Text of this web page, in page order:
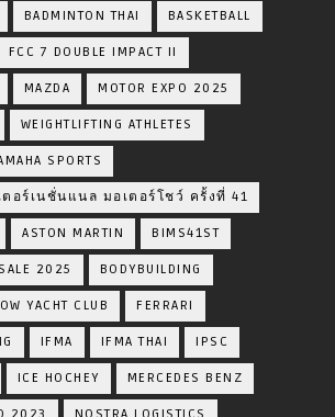
BADMINTON THAI BASKETBALL
FCC 7 DOUBLE IMPACT II
MAZDA MOTOR EXPO 2025
WEIGHTLIFTING ATHLETES
SPORTS
อร์เนชั่นแนล มอเตอร์โชว์ ครั้งที่ 41
ASTON MARTIN BIMS41ST
2025 BODYBUILDING
YACHT CLUB FERRARI
IFMA IFMA THAI IPSC
ICE HOCHEY MERCEDES BENZ